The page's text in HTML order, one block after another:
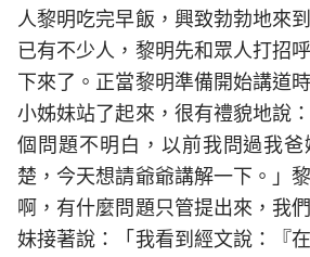
人黎明吃完早飯，興致勃勃地來
已有不少人，黎明先和眾人打招
下來了。正當黎明準備開始講道
小姊妹站了起來，很有禮貌地說
個問題不明白，以前我問過我
楚，今天想請爺爺講解一下。」
啊，有什麼問題只管提出來，我
妹接著說：「我看到經文說：『